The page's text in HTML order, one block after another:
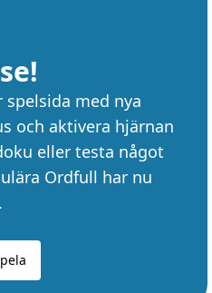
med nya
och aktivera hjärnan
eller testa något
Ordfull har nu